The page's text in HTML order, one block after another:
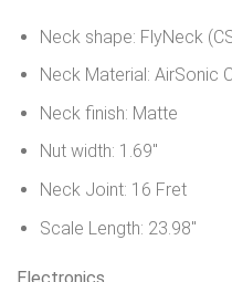
Neck shape: FlyNeck
Neck Material: AirSonic
Neck finish: Matte
Nut width: 1.69″
Neck Joint: 16 Fret
Scale Length: 23.98″